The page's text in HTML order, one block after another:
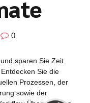
0
sparen Sie Zeit
Sie die
Prozessen, der
sowie der
100
%
Empfehlungen auf
ProvenExpert.com